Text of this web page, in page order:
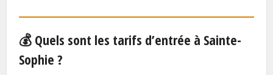
💰 Quels sont les tarifs d’entrée à Sainte-
Sophie ?